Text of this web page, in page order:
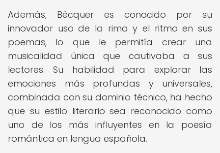
Además, Bécquer es conocido por su
innovador uso de la rima y el ritmo en sus
poemas, lo que le permitía crear una
musicalidad única que cautivaba a sus
lectores. Su habilidad para explorar las
emociones más profundas y universales,
combinada con su dominio técnico, ha hecho
que su estilo literario sea reconocido como
uno de los más influyentes en la poesía
romántica en lengua española.